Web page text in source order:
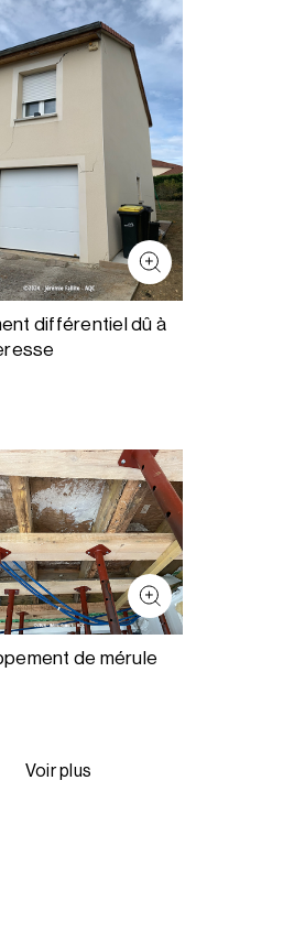
différentiel dû à
de mérule
Voir plus